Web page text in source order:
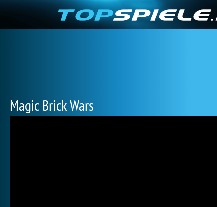
Magic Brick Wars